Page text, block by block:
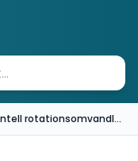
Omron Inkrementell rotationsomvandlare 100 PPR 24V (E6C2CWZ6C100PR2MOMS)